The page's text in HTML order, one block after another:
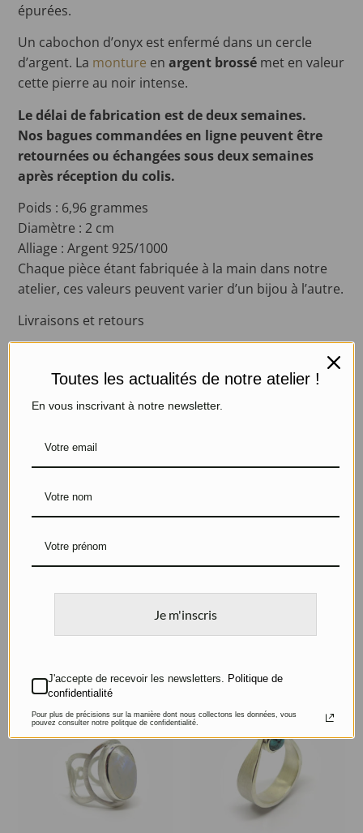
épurées.
Un cabochon d’onyx est enfermé dans un cercle
d’argent. La monture enargent brossé met en valeur
cette pierre au noir intense.
Le délai de fabrication est de deux semaines.
Nos bagues commandées en ligne peuvent être
retournées ou échangées sous deux semaines
après réception du colis.
Poids : 6,96 grammes
Diamètre : 2 cm
Alliage : Argent 925/1000
Chaque pièce étant fabriquée à la main dans notre
atelier, ces valeurs peuvent varier d’un bijou à l’autre.
Livraisons et retours
PRODUITS SIMILAIRES
Grenats et Spinelles
Toutes les actualités de notre atelier !
En vous inscrivant à notre newsletter.
Je m'inscris
J'accepte de recevoir les newsletters. Politique de
confidentialité
Pour plus de précisions sur la manière dont nous collectons les données, vous
pouvez consulter notre politque de confidentialité.